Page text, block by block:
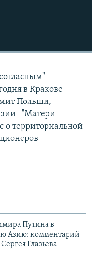
в Кракове
Польши,
"Матери
о территориальной
Путина в
Азию: комментарий
Глазьева